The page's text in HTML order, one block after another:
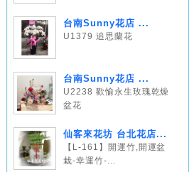
台南Sunny花店 ...
U1379 追思蘭花
台南Sunny花店 ...
U2238 歡愉永生玫瑰乾燥
盆花
仙客來花坊 台北花店...
【L-161】開運竹,開運盆
栽-幸運竹-...